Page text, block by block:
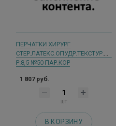
ПЕРЧАТКИ ХИРУРГ
Р.8,5 №50 ПАР.КОР
1 807 руб.
шт
В КОРЗИНУ